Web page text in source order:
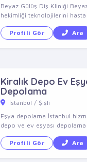
Beyaz Gülüş Diş Kliniği
hekimliği teknolojilerini hasta
Profili Gör Ara
Kiralık Depo Ev
Depolama
İstanbul / Şişli
Eşya depolama İstanbul
depo ve ev eşyası depolama
Profili Gör Ara